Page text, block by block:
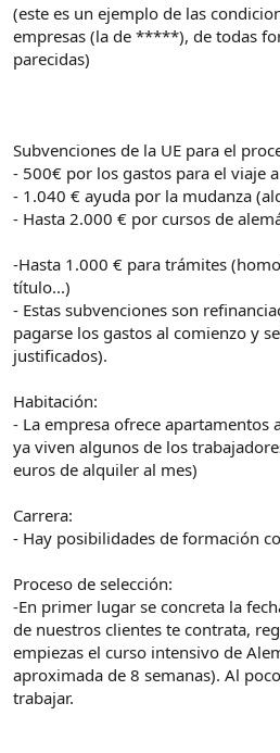
(este es un ejemplo de las
empresas (la de *****), de todas
parecidas)
Subvenciones de la UE para el
- 500€ por los gastos para el viaje
- 1.040 € ayuda por la mudanza
- Hasta 2.000 € por cursos de
-Hasta 1.000 € para trámites
título...)
- Estas subvenciones son
pagarse los gastos al comienzo y
justificados).
Habitación:
- La empresa ofrece apartamentos
ya viven algunos de los
euros de alquiler al mes)
Carrera:
- Hay posibilidades de formación
Proceso de selección:
-En primer lugar se concreta la
de nuestros clientes te contrata,
empiezas el curso intensivo de
aproximada de 8 semanas). Al
trabajar.